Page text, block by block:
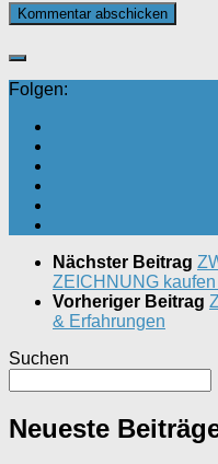
Folgen:
Nächster Beitrag
ZEICHNUNG
Vorheriger Beitrag
& Erfahrungen
Suchen
Neueste